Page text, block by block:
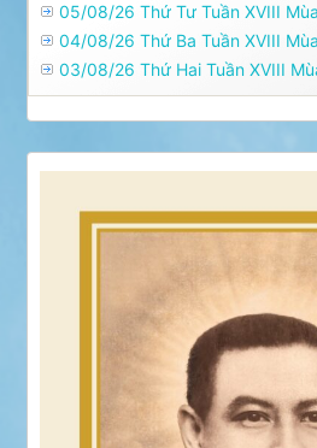
05/08/26 Thứ Tư Tuần XVIII
04/08/26 Thứ Ba Tuần XVIII
03/08/26 Thứ Hai Tuần XVIII